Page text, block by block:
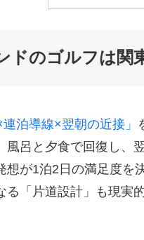
ドのゴルフは関
連泊導線×翌朝の近接」
風呂と夕食で回復し、
想が1泊2日の満足度を
「片道設計」も現実的